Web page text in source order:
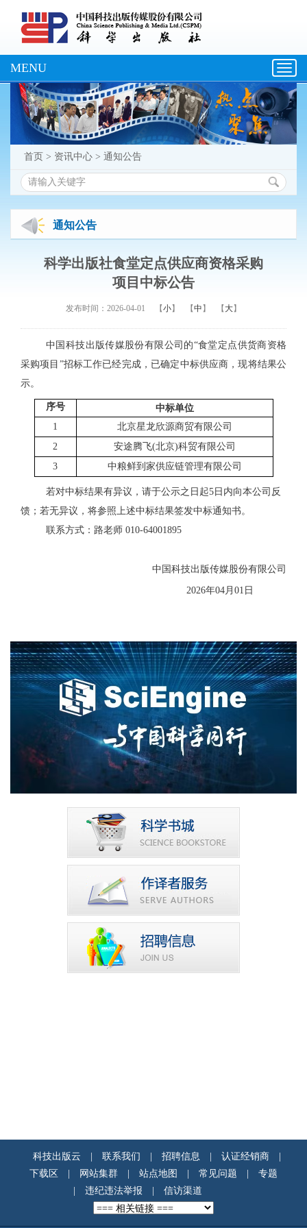
MENU
首页 > 资讯中心 > 通知公告
通知公告
科学出版社食堂定点供应商资格采购
项目中标公告
发布时间：2026-04-01 【小】 【中】 【大】
中国科技出版传媒股份有限公司的“食堂定点供货商资格
采购项目”招标工作已经完成，已确定中标供应商，现将结果公
示。
序号
中标单位
1
北京星龙欣源商贸有限公司
2
安途腾飞(北京)科贸有限公司
3
中粮鲜到家供应链管理有限公司
若对中标结果有异议，请于公示之日起5日内向本公司反
馈；若无异议，将参照上述中标结果签发中标通知书。
联系方式：路老师 010-64001895
中国科技出版传媒股份有限公司
2026年04月01日
科技出版云 联系我们 招聘信息 认证经销商
下载区
网站集群 站点地图 常见问题
专题
违纪违法举报 信访渠道